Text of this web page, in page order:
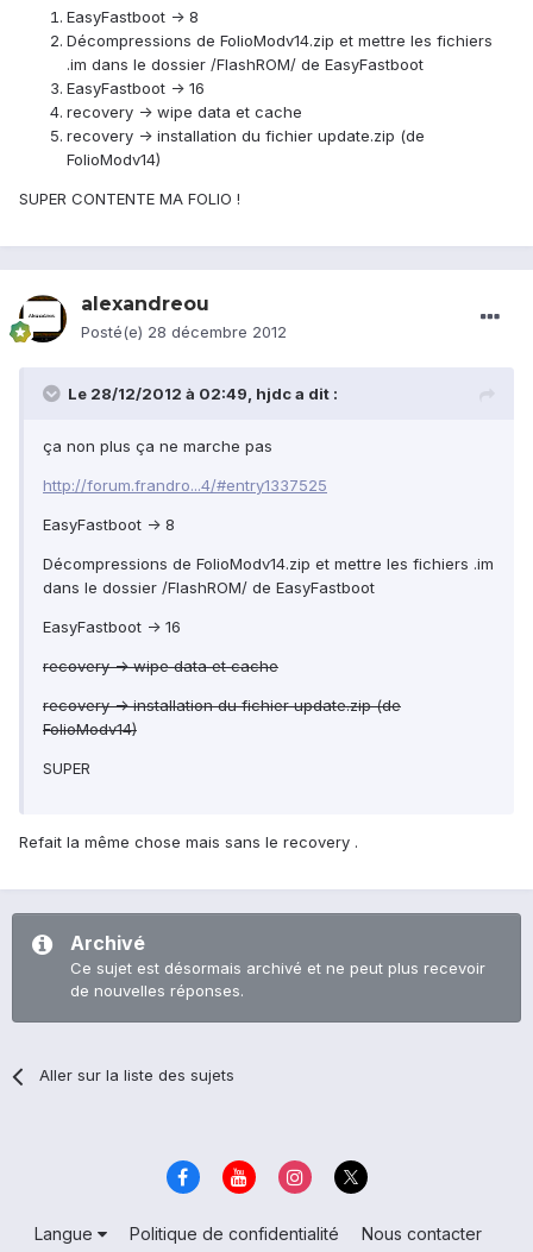
EasyFastboot -> 8
Décompressions de FolioModv14.zip et mettre les fichiers
.im dans le dossier /FlashROM/ de EasyFastboot
EasyFastboot -> 16
recovery -> wipe data et cache
recovery -> installation du fichier update.zip (de
FolioModv14)
SUPER CONTENTE MA FOLIO !
alexandreou
Posté(e) 28 décembre 2012
Le 28/12/2012 à 02:49, hjdc a dit :
ça non plus ça ne marche pas
http://forum.frandro...4/#entry1337525
EasyFastboot -> 8
Décompressions de FolioModv14.zip et mettre les fichiers .im
dans le dossier /FlashROM/ de EasyFastboot
EasyFastboot -> 16
recovery -> wipe data et cache
recovery -> installation du fichier update.zip (de
FolioModv14)
SUPER
Refait la même chose mais sans le recovery .
Archivé
Ce sujet est désormais archivé et ne peut plus recevoir
de nouvelles réponses.
Aller sur la liste des sujets
Langue Politique de confidentialité
Nous contacter